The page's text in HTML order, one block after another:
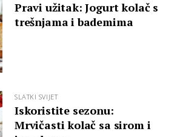
Pravi užitak: Jogurt kolač s
trešnjama i bademima
SLATKI SVIJET
Iskoristite sezonu:
Mrvičasti kolač sa sirom i